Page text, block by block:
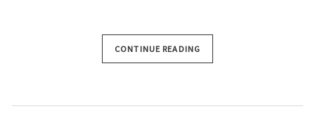
CONTINUE READING